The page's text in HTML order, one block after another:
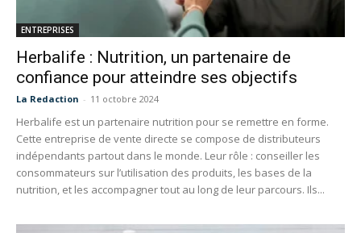
ENTREPRISES
Herbalife : Nutrition, un partenaire de
confiance pour atteindre ses objectifs
La Redaction - 11 octobre 2024
Herbalife est un partenaire nutrition pour se remettre en forme.
Cette entreprise de vente directe se compose de distributeurs
indépendants partout dans le monde. Leur rôle : conseiller les
consommateurs sur l’utilisation des produits, les bases de la
nutrition, et les accompagner tout au long de leur parcours. Ils...